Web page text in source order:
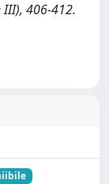
III), 406-412.